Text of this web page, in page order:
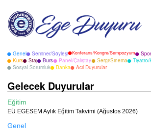
Genel Seminer/Söyleşi Konferans/Kongre/Sempozyum Spor
Kurs
Staj Burs Panel/Çalıştay Sergi/Sinema Tiyatro/
Sosyal Sorumluk
Banka Acil Duyurular
Gelecek Duyurular
Eğitim
EÜ EGESEM Aylık Eğitim Takvimi (Ağustos 2026)
Genel